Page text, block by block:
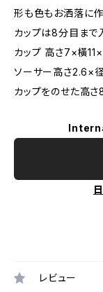
形も色もお洒落に作
カップは8分目まで
カップ 高さ7×橫
ソーサー高さ2.6×
カップをのせた高
レビュー